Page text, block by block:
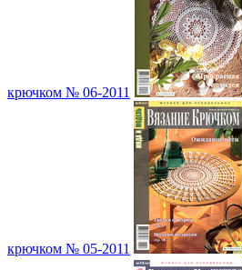
крючком № 06-2011
крючком № 05-2011